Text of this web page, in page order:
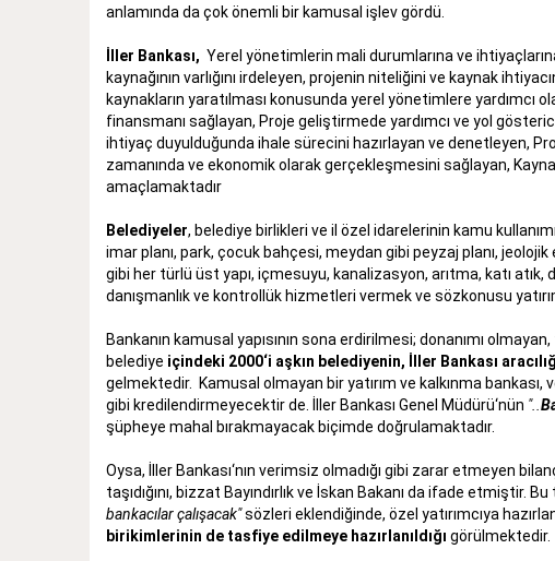
anlamında da çok önemli bir kamusal işlev gördü.
İller Bankası, Yerel yönetimlerin mali durumlarına ve
kaynağının varlığını irdeleyen, projenin niteliğini ve kaynak
kaynakların yaratılması konusunda yerel yönetimlere yardımcı
finansmanı sağlayan, Proje geliştirmede yardımcı ve yol
ihtiyaç duyulduğunda ihale sürecini hazırlayan ve denetleyen,
zamanında ve ekonomik olarak gerçekleşmesini sağlayan,
amaçlamaktadır
Belediyeler, belediye birlikleri ve il özel idarelerinin kamu
imar planı, park, çocuk bahçesi, meydan gibi peyzaj planı,
gibi her türlü üst yapı, içmesuyu, kanalizasyon, arıtma, katı
danışmanlık ve kontrollük hizmetleri vermek ve sözkonusu
Bankanın kamusal yapısının sona erdirilmesi; donanımı
belediye içindeki 2000‘i aşkın belediyenin, İller Bankası
gelmektedir. Kamusal olmayan bir yatırım ve kalkınma
gibi kredilendirmeyecektir de. İller Bankası Genel Müdürü‘nün "..
şüpheye mahal bırakmayacak biçimde doğrulamaktadır.
Oysa, İller Bankası‘nın verimsiz olmadığı gibi zarar etmeyen
taşıdığını, bizzat Bayındırlık ve İskan Bakanı da ifade etmiştir.
bankacılar çalışacak"sözleri eklendiğinde, özel yatırımcıya
birikimlerinin de tasfiye edilmeye hazırlanıldığı görülmektedir.